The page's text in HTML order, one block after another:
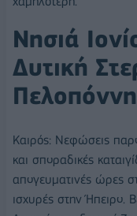
Νησιά
Δυτική
Καιρός: Νεφώσεις
και σποραδικές
απογευματινές ώρες
ισχυρές στην Ήπειρο.